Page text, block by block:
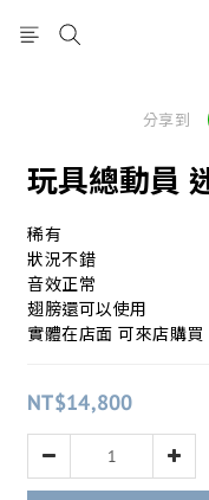
分享到
玩具總動員
稀有
狀況不錯
音效正常
翅膀還可以使用
實體在店面 可來店購買
NT$14,800